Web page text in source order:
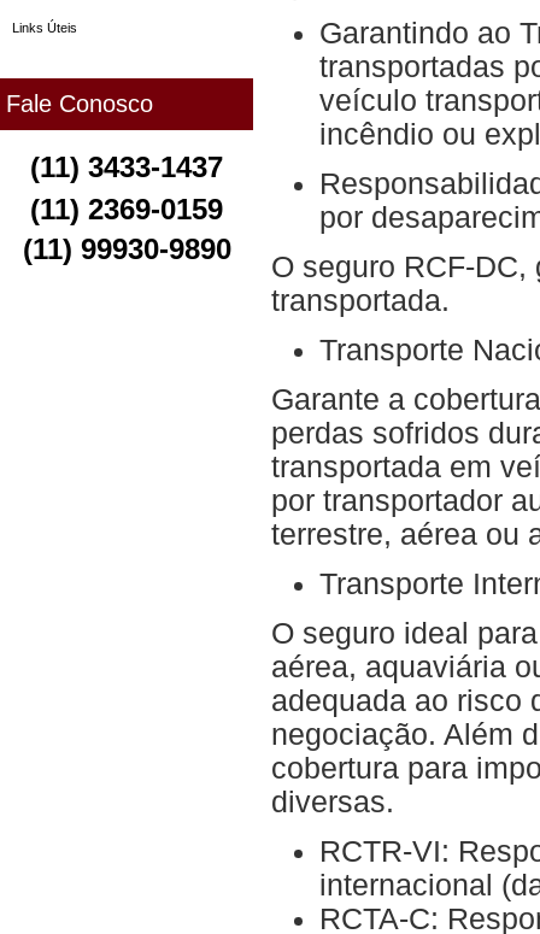
Links Úteis
Fale Conosco
(11) 3433-1437
(11) 2369-0159
(11) 99930-9890
Garantindo ao
transportadas
veículo
incêndio ou
por
O seguro RCF-
transportada.
Transporte
Garante a
perdas sofridos
transportada em
por transportador
terrestre, aérea ou
Transporte
O seguro ideal
aérea, aquaviária
adequada ao risco
negociação. Além
cobertura para
diversas.
RCTR-VI:
internacional
RCTA-C: